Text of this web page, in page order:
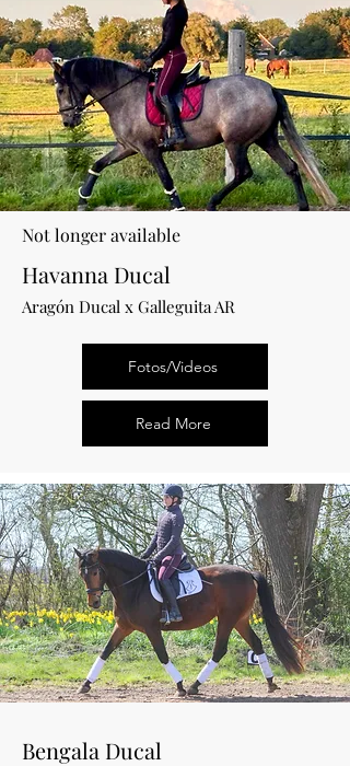
Not longer available
Havanna Ducal
Aragón Ducal x Galleguita AR
Fotos/Videos
Read More
Bengala Ducal